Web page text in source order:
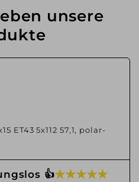
unsere
ET43 5x112 57,1, polar-
👍★ ★ ★ ★ ★